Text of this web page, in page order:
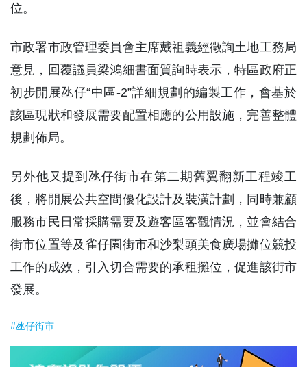
位。
市政署市政管理委員會主席戴祖義經徵詢土地工務局
意見，回覆議員梁鴻細書面質詢時表示，特區政府正
初步開展氹仔“中區-2”詳細規劃的編製工作，會基於
該區現狀和發展需要配置相應的公用設施，完善整體
規劃佈局。
另外他又提到氹仔街市在第二期舊翼翻新工程竣工
後，將開展公共空間優化設計及裝潢計劃，同時兼顧
服務市民日常採購需要及遊客區客觀情況，並會結合
街市位置等及雀仔園街市和沙梨頭美食廣場攤位競投
工作的成效，引入切合需要的承租攤位，促進該街市
發展。
#氹仔街市